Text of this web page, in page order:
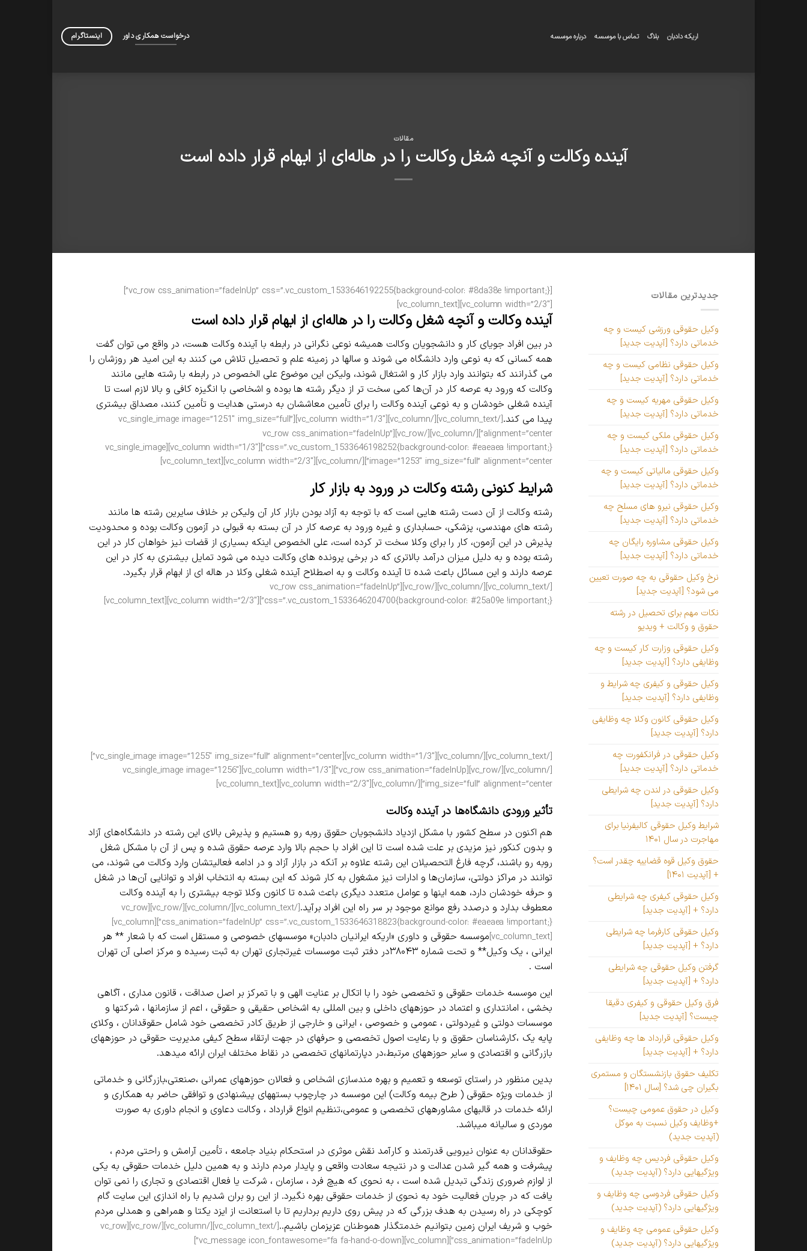
اریکه دادبان بلاگ تماس با موسسه درباره موسسه درخواست همکاری داور اینستاگرام
مقالات
آینده وکالت و آنچه شغل وکالت را در هاله‌ای از ابهام قرار داده است
جدیدترین مقالات
وکیل حقوقی ورزشی کیست و چه
خدماتی دارد؟ [آپدیت جدید]
وکیل حقوقی نظامی کیست و چه
خدماتی دارد؟ [آپدیت جدید]
وکیل حقوقی مهریه کیست و چه
خدماتی دارد؟ [آپدیت جدید]
وکیل حقوقی ملکی کیست و چه
خدماتی دارد؟ [آپدیت جدید]
وکیل حقوقی مالیاتی کیست و چه
خدماتی دارد؟ [آپدیت جدید]
وکیل حقوقی نیرو های مسلح چه
خدماتی دارد؟ [آپدیت جدید]
وکیل حقوقی مشاوره رایگان چه
خدماتی دارد؟ [آپدیت جدید]
نرخ وکیل حقوقی به چه صورت تعیین
می شود؟ [آپدیت جدید]
نکات مهم برای تحصیل در رشته
حقوق و وکالت + ویدیو
وکیل حقوقی وزارت کار کیست و چه
وظایفی دارد؟ [آپدیت جدید]
وکیل حقوقی و کیفری چه شرایط و
وظایفی دارد؟ [آپدیت جدید]
وکیل حقوقی کانون وکلا چه وظایفی
دارد؟ [آپدیت جدید]
وکیل حقوقی در فرانکفورت چه
خدماتی دارد؟ [آپدیت جدید]
وکیل حقوقی در لندن چه شرایطی
دارد؟ [آپدیت جدید]
شرایط وکیل حقوقی کالیفرنیا برای
مهاجرت در سال ۱۴۰۱
حقوق وکیل قوه قضاییه چقدر است؟
+ [آپدیت ۱۴۰۱]
وکیل حقوقی کیفری چه شرایطی
دارد؟ + [آپدیت جدید]
وکیل حقوقی کارفرما چه شرایطی
دارد؟ + [آپدیت جدید]
گرفتن وکیل حقوقی چه شرایطی
دارد؟ + [آپدیت جدید]
فرق وکیل حقوقی و کیفری دقیقا
چیست؟ [آپدیت جدید]
وکیل حقوقی قرارداد ها چه وظایفی
دارد؟ + [آپدیت جدید]
تکلیف حقوق بازنشستگان و مستمری
بگیران چی شد؟ [سال ۱۴۰۱]
وکیل در حقوق عمومی چیست؟
+وظایف وکیل نسبت به موکل
(آپدیت جدید)
وکیل حقوقی فردیس چه وظایف و
ویژگیهایی دارد؟ (آپدیت جدید)
وکیل حقوقی فردوسی چه وظایف و
ویژگیهایی دارد؟ (آپدیت جدید)
وکیل حقوقی عمومی چه وظایف و
ویژگیهایی دارد؟ (آپدیت جدید)
[vc_row css_animation=”fadeInUp” css=”.vc_custom_1533646192255{background-color: #8da38e !important;}”]
[vc_column width=”2/3″][vc_column_text]
آینده وکالت و آنچه شغل وکالت را در هاله‌ای از ابهام قرار داده است
در بین افراد جویای کار و دانشجویان وکالت همیشه نوعی نگرانی در رابطه با آینده وکالت هست، در واقع می توان گفت
همه کسانی که به نوعی وارد دانشگاه می شوند و سالها در زمینه علم و تحصیل تلاش می کنند به این امید هر روزشان را
می گذرانند که بتوانند وارد بازار کار و اشتغال شوند، ولیکن این موضوع علی الخصوص در رابطه با رشته هایی مانند
وکالت که ورود به عرصه کار در آن‌ها کمی سخت تر از دیگر رشته ها بوده و اشخاصی با انگیزه کافی و بالا لازم است تا
آینده شغلی خودشان و به نوعی آینده وکالت را برای تأمین معاششان به درستی هدایت و تأمین کنند، مصداق بیشتری
پیدا می کند.
[/vc_column_text][/vc_column][vc_column width=”1/3″][vc_single_image image=”1251″ img_size=”full”
alignment=”center”][/vc_column][/vc_row][vc_row css_animation=”fadeInUp”
css=”.vc_custom_1533646198252{background-color: #eaeaea !important;}”][vc_column width=”1/3″][vc_single_image
image=”1253″ img_size=”full” alignment=”center”][/vc_column][vc_column width=”2/3″][vc_column_text]
شرایط کنونی رشته وکالت در ورود به بازار کار
رشته وکالت از آن دست رشته هایی است که با توجه به آزاد بودن بازار کار آن ولیکن بر خلاف سایرین رشته ها مانند
رشته های مهندسی، پزشکی، حسابداری و غیره ورود به عرصه کار در آن بسته به قبولی در آزمون وکالت بوده و محدودیت
پذیرش در این آزمون، کار را برای وکلا سخت تر کرده است، علی الخصوص اینکه بسیاری از قضات نیز خواهان کار در این
رشته بوده و به دلیل میزان درآمد بالاتری که در برخی پرونده های وکالت دیده می شود تمایل بیشتری به کار در این
عرصه دارند و این مسائل باعث شده تا آینده وکالت و به اصطلاح آینده شغلی وکلا در هاله ای از ابهام قرار بگیرد.
[/vc_column_text][/vc_column][/vc_row][vc_row css_animation=”fadeInUp”
css=”.vc_custom_1533646204700{background-color: #25a09e !important;}”][vc_column width=”2/3″][vc_column_text]
[/vc_column_text][/vc_column][vc_column width=”1/3″][vc_single_image image=”1255″ img_size=”full” alignment=”center”]
[/vc_column][/vc_row][vc_row css_animation=”fadeInUp”][vc_column width=”1/3″][vc_single_image image=”1256″
img_size=”full” alignment=”center”][/vc_column][vc_column width=”2/3″][vc_column_text]
تأثیر ورودی دانشگاه‌ها در آینده وکالت
هم اکنون در سطح کشور با مشکل ازدیاد دانشجویان حقوق روبه رو هستیم و پذیرش بالای این رشته در دانشگاه‌های آزاد
و بدون کنکور نیز مزیدی بر علت شده است تا این افراد با حجم بالا وارد عرصه حقوق شده و پس از آن با مشکل شغل
روبه رو باشند، گرچه فارغ التحصیلان این رشته علاوه بر آنکه در بازار آزاد و در ادامه فعالیتشان وارد وکالت می شوند، می
توانند در مراکز دولتی، سازمان‌ها و ادارات نیز مشغول به کار شوند که این بسته به انتخاب افراد و توانایی آن‌ها در شغل
و حرفه خودشان دارد، همه اینها و عوامل متعدد دیگری باعث شده تا کانون وکلا توجه بیشتری را به آینده وکالت
معطوف بدارد و درصدد رفع موانع موجود بر سر راه این افراد برآید.
[/vc_column_text][/vc_column][/vc_row][vc_row
css_animation=”fadeInUp” css=”.vc_custom_1533646318823{background-color: #eaeaea !important;}”][vc_column]
[vc_column_text]
موسسه حقوقی و داوری «اریکه ایرانیان دادبان» موسسه­ای خصوصی و مستقل است که با شعار ** هر
ایرانی ، یک وکیل** و تحت شماره ۳۸۰۴۳در دفتر ثبت موسسات غیرتجاری تهران به ثبت رسیده و مرکز اصلی آن تهران
است .
این موسسه خدمات حقوقی و تخصصی خود را با اتکال بر عنایت الهی و با تمرکز بر اصل صداقت ، قانون مداری ، آگاهی
بخشی ، امانتداری و اعتماد در حوزه­های داخلی و بین المللی به اشخاص حقیقی و حقوقی ، اعم از سازمان­ها ، شرکت­ها و
موسسات دولتی و غیردولتی ، عمومی و خصوصی ، ایرانی و خارجی از طریق کادر تخصصی خود شامل حقوقدانان ، وکلای
پایه یک ،کارشناسان حقوق و با رعایت اصول تخصصی و حرفه­ای در جهت ارتقاء سطح کیفی مدیریت حقوقی در حوزه­های
بازرگانی و اقتصادی و سایر حوزه­های مرتبط،در دپارتمان­های تخصصی در نقاط مختلف ایران ارائه می­دهد.
بدین منظور در راستای توسعه و تعمیم و بهره مندسازی اشخاص و فعالان حوزه­های عمرانی ،صنعتی،بازرگانی و خدماتی
از خدمات ویژه حقوقی ( طرح بیمه وکالت) این موسسه در چارچوب بسته­های پیشنهادی و توافقی حاضر به همکاری و
ارائه خدمات در قالب­های مشاوره­های تخصصی و عمومی،تنظیم انواع قرارداد ، وکالت دعاوی و انجام داوری به صورت
موردی و سالیانه می­باشد.
حقوقدانان به عنوان نیرویی قدرتمند و کارآمد نقش موثری در استحکام بنیاد جامعه ، تأمین آرامش و راحتی مردم ،
پیشرفت و همه گیر شدن عدالت و در نتیجه سعادت واقعی و پایدار مردم دارند و به همین دلیل خدمات حقوقی به یکی
از لوازم ضروری زندگی تبدیل شده است ، به نحوی که هیچ فرد ، سازمان ، شرکت یا فعال اقتصادی و تجاری را نمی توان
یافت که در جریان فعالیت خود به نحوی از خدمات حقوقی بهره نگیرد. از این رو بران شدیم با راه اندازی این سایت گام
کوچکی در راه رسیدن به هدف بزرگی که در پیش روی داریم برداریم تا با استعانت از ایزد یکتا و همراهی و همدلی مردم
خوب و شریف ایران زمین بتوانیم خدمتگذار هموطنان عزیزمان باشیم..
[/vc_column_text][/vc_column][/vc_row][vc_row
css_animation=”fadeInUp”][vc_column][vc_message icon_fontawesome=”fa fa-hand-o-down”]